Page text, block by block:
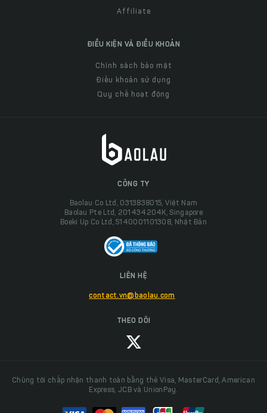
Affiliate
ĐIỀU KIỆN VÀ ĐIỀU KHOẢN
Chính sách bảo mật
Điều khoản sử dụng
Quy chế hoạt động
CÔNG TY
Baolau Co Ltd, 0313838015, Việt Nam
Baolau Pte Ltd, 201434204K, Singapore
Boeki Up Co Ltd, 5140001101308, Nhật Bản
LIÊN HỆ
contact.vn@baolau.com
THEO DÕI
Chúng tôi chấp nhận thanh toán bằng thẻ Visa, MasterCard, American
Express, JCB và UnionPay.